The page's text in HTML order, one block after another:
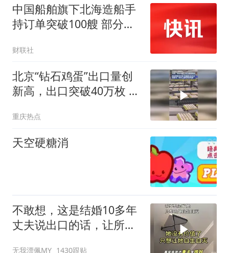
中国船舶旗下北海造船手
持订单突破100艘 部分订
财联社
北京“钻石鸡蛋”出口量创
新高，出口突破40万枚 货
重庆热点
天空硬糖消
不敢想，这是结婚10多年
丈夫说出口的话，让所有
无我漂佩MY 1430跟贴